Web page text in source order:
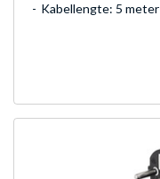
Kabellengte: 5 meter